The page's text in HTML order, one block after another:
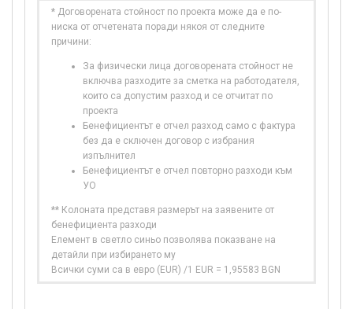
* Договорената стойност по проекта може да е по-
ниска от отчетената поради някоя от следните
причини:
За физически лица договорената стойност не
включва разходите за сметка на работодателя,
които са допустим разход и се отчитат по
проекта
Бенефициентът е отчел разход само с фактура
без да е сключен договор с избрания
изпълнител
Бенефициентът е отчел повторно разходи към
УО
** Колоната представя размерът на заявените от
бенефициента разходи
Елемент в светло синьо позволява показване на
детайли при избирането му
Всички суми са в евро (EUR) /1 EUR = 1,95583 BGN